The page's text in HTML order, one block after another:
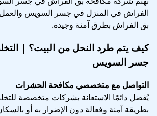
الفراش في المنزل في جسر السويس
بق الفراش بطرق آمنة وجيدة.
كيف يتم طرد النحل من البيت؟ |
جسر السويس
التواصل مع متخصصي مكافحة الحشرات
يُفضل دائمًا الاستعانة بشركات متخصصة
بطريقة آمنة وفعالة دون الإضرار به أو